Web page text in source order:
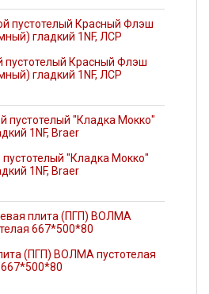
пустотелый Красный Флэш
гладкий 1NF, ЛСР
"Кладка Мокко"
1NF, Braer
(ПГП) ВОЛМА пустотелая
667*500*80